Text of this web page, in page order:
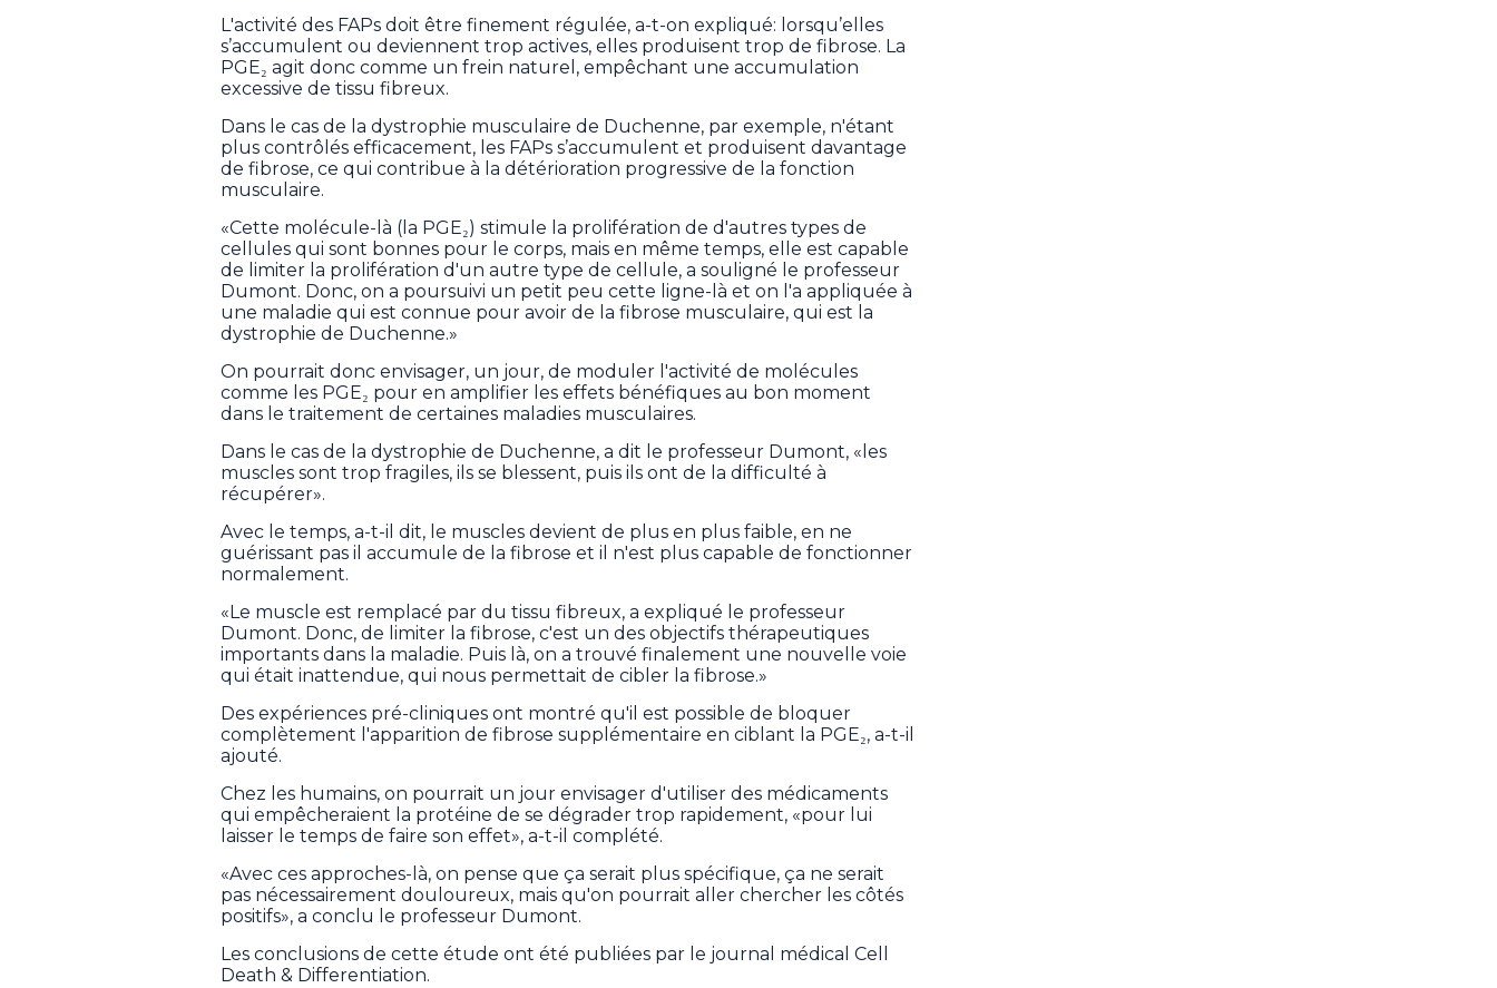
L'activité des FAPs doit être finement régulée, a-t-on expliqué: lorsqu’elles
s’accumulent ou deviennent trop actives, elles produisent trop de fibrose. La
PGE₂ agit donc comme un frein naturel, empêchant une accumulation
excessive de tissu fibreux.
Dans le cas de la dystrophie musculaire de Duchenne, par exemple, n'étant
plus contrôlés efficacement, les FAPs s’accumulent et produisent davantage
de fibrose, ce qui contribue à la détérioration progressive de la fonction
musculaire.
«Cette molécule-là (la PGE₂) stimule la prolifération de d'autres types de
cellules qui sont bonnes pour le corps, mais en même temps, elle est capable
de limiter la prolifération d'un autre type de cellule, a souligné le professeur
Dumont. Donc, on a poursuivi un petit peu cette ligne-là et on l'a appliquée à
une maladie qui est connue pour avoir de la fibrose musculaire, qui est la
dystrophie de Duchenne.»
On pourrait donc envisager, un jour, de moduler l'activité de molécules
comme les PGE₂ pour en amplifier les effets bénéfiques au bon moment
dans le traitement de certaines maladies musculaires.
Dans le cas de la dystrophie de Duchenne, a dit le professeur Dumont, «les
muscles sont trop fragiles, ils se blessent, puis ils ont de la difficulté à
récupérer».
Avec le temps, a-t-il dit, le muscles devient de plus en plus faible, en ne
guérissant pas il accumule de la fibrose et il n'est plus capable de fonctionner
normalement.
«Le muscle est remplacé par du tissu fibreux, a expliqué le professeur
Dumont. Donc, de limiter la fibrose, c'est un des objectifs thérapeutiques
importants dans la maladie. Puis là, on a trouvé finalement une nouvelle voie
qui était inattendue, qui nous permettait de cibler la fibrose.»
Des expériences pré-cliniques ont montré qu'il est possible de bloquer
complètement l'apparition de fibrose supplémentaire en ciblant la PGE₂, a-t-il
ajouté.
Chez les humains, on pourrait un jour envisager d'utiliser des médicaments
qui empêcheraient la protéine de se dégrader trop rapidement, «pour lui
laisser le temps de faire son effet», a-t-il complété.
«Avec ces approches-là, on pense que ça serait plus spécifique, ça ne serait
pas nécessairement douloureux, mais qu'on pourrait aller chercher les côtés
positifs», a conclu le professeur Dumont.
Les conclusions de cette étude ont été publiées par le journal médical Cell
Death & Differentiation.